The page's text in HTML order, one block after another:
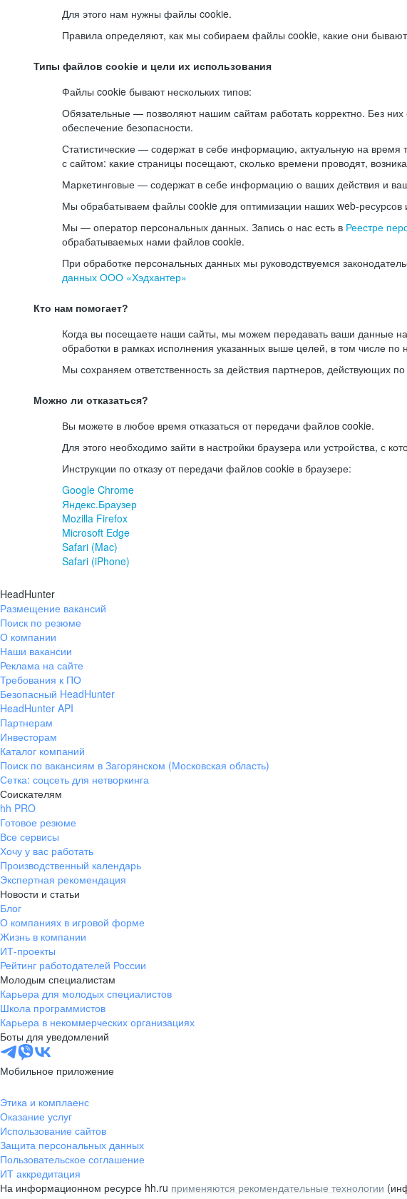
Для этого нам нужны файлы cookie.
Правила определяют, как мы собираем файлы cookie, какие они
Типы файлов cookie и цели их использования
Файлы cookie бывают нескольких типов:
Обязательные — позволяют нашим сайтам работать корректно. Без
обеспечение безопасности.
Статистические — содержат в себе информацию, актуальную на время
с сайтом: какие страницы посещают, сколько времени проводят,
Маркетинговые — содержат в себе информацию о ваших действия и
Мы обрабатываем файлы cookie для оптимизации наших web-ресурсов
Мы — оператор персональных данных. Запись о нас есть в Реестре
обрабатываемых нами файлов cookie.
При обработке персональных данных мы руководствуемся
данных ООО «Хэдхантер»
Кто нам помогает?
Когда вы посещаете наши сайты, мы можем передавать ваши
обработки в рамках исполнения указанных выше целей, в том числе
Мы сохраняем ответственность за действия партнеров, действующих
Можно ли отказаться?
Вы можете в любое время отказаться от передачи файлов cookie.
Для этого необходимо зайти в настройки браузера или устройства, с
Инструкции по отказу от передачи файлов cookie в браузере:
Google Chrome
Яндекс.Браузер
Mozilla Firefox
Microsoft Edge
Safari (Mac)
Safari (iPhone)
HeadHunter
Размещение вакансий
Поиск по резюме
О компании
Наши вакансии
Реклама на сайте
Требования к ПО
Безопасный HeadHunter
HeadHunter API
Партнерам
Инвесторам
Каталог компаний
Поиск по вакансиям в Загорянском (Московская область)
Сетка: соцсеть для нетворкинга
Соискателям
hh PRO
Готовое резюме
Все сервисы
Хочу у вас работать
Производственный календарь
Экспертная рекомендация
Новости и статьи
Блог
О компаниях в игровой форме
Жизнь в компании
ИТ-проекты
Рейтинг работодателей России
Молодым специалистам
Карьера для молодых специалистов
Школа программистов
Карьера в некоммерческих организациях
Боты для уведомлений
Мобильное приложение
Этика и комплаенс
Оказание услуг
Использование сайтов
Защита персональных данных
Пользовательское соглашение
ИТ аккредитация
На информационном ресурсе hh.ru применяются рекомендательные технологии